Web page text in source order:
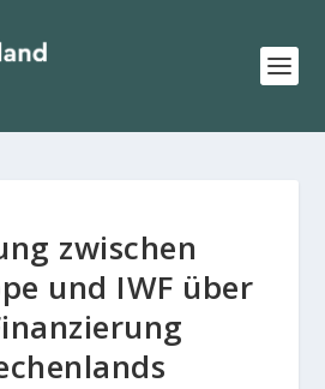
zwischen
und IWF über